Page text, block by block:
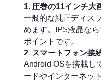
1. 圧巻の11インチ大
一般的な純正ディス
めます。IPS液晶な
ポイントです。
2. スマートフォン接
Android OSを搭載し
ードやインターネッ